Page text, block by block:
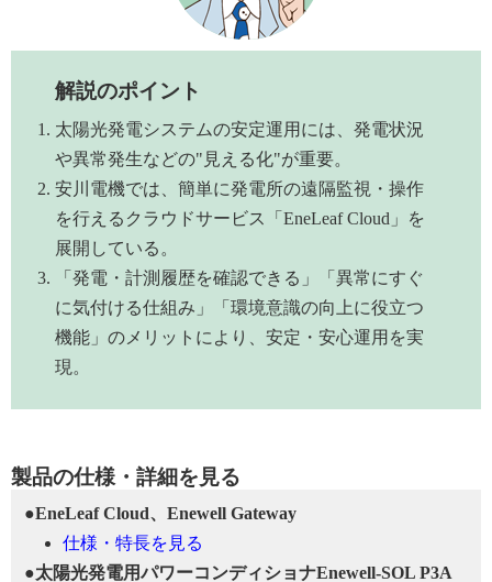
解説のポイント
太陽光発電システムの安定運用には、発電状況
や異常発生などの"見える化"が重要。
安川電機では、簡単に発電所の遠隔監視・操作
を行えるクラウドサービス「EneLeaf Cloud」を
展開している。
「発電・計測履歴を確認できる」「異常にすぐ
に気付ける仕組み」「環境意識の向上に役立つ
機能」のメリットにより、安定・安心運用を実
現。
製品の仕様・詳細を見る
●EneLeaf Cloud、Enewell Gateway
仕様・特長を見る
●太陽光発電用パワーコンディショナEnewell-SOL P3A